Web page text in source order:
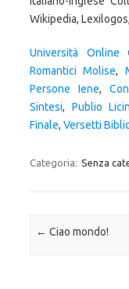
Università Online
Romantici Molise,
Persone Iene,
Sintesi, Publio
Finale, Versetti
Categoria: Senza
Navigazione articolo
← Ciao mondo!